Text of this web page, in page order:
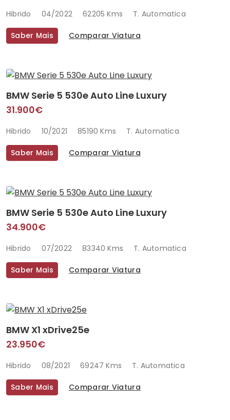
Hibrido 04/2022 62205 Kms T. Automatica
Saber Mais Comparar Viatura
BMW Serie 5 530e Auto Line Luxury
31.900€
Hibrido 10/2021 85190 Kms T. Automatica
Saber Mais Comparar Viatura
BMW Serie 5 530e Auto Line Luxury
34.900€
Hibrido 07/2022 83340 Kms T. Automatica
Saber Mais Comparar Viatura
BMW X1 xDrive25e
23.950€
Hibrido 08/2021 69247 Kms T. Automatica
Saber Mais Comparar Viatura